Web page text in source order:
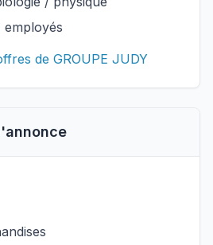
employés
de GROUPE JUDY